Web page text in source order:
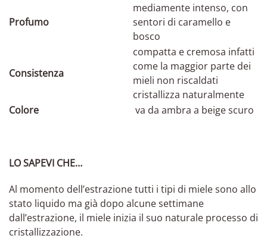
Profumo
mediamente intenso, con
sentori di caramello e
bosco
Consistenza
compatta e cremosa infatti
come la maggior parte dei
mieli non riscaldati
cristallizza naturalmente
Colore
va da ambra a beige scuro
LO SAPEVI CHE…
Al momento dell’estrazione tutti i tipi di miele sono allo
stato liquido ma già dopo alcune settimane
dall’estrazione, il miele inizia il suo naturale processo di
cristallizzazione.